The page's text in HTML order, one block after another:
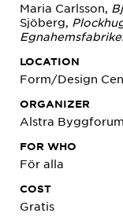
Maria Carlsson,
Sjöberg,
LOCATION
Form/Design
ORGANIZER
Alstra Byggforum
FOR WHO
För alla
COST
Gratis